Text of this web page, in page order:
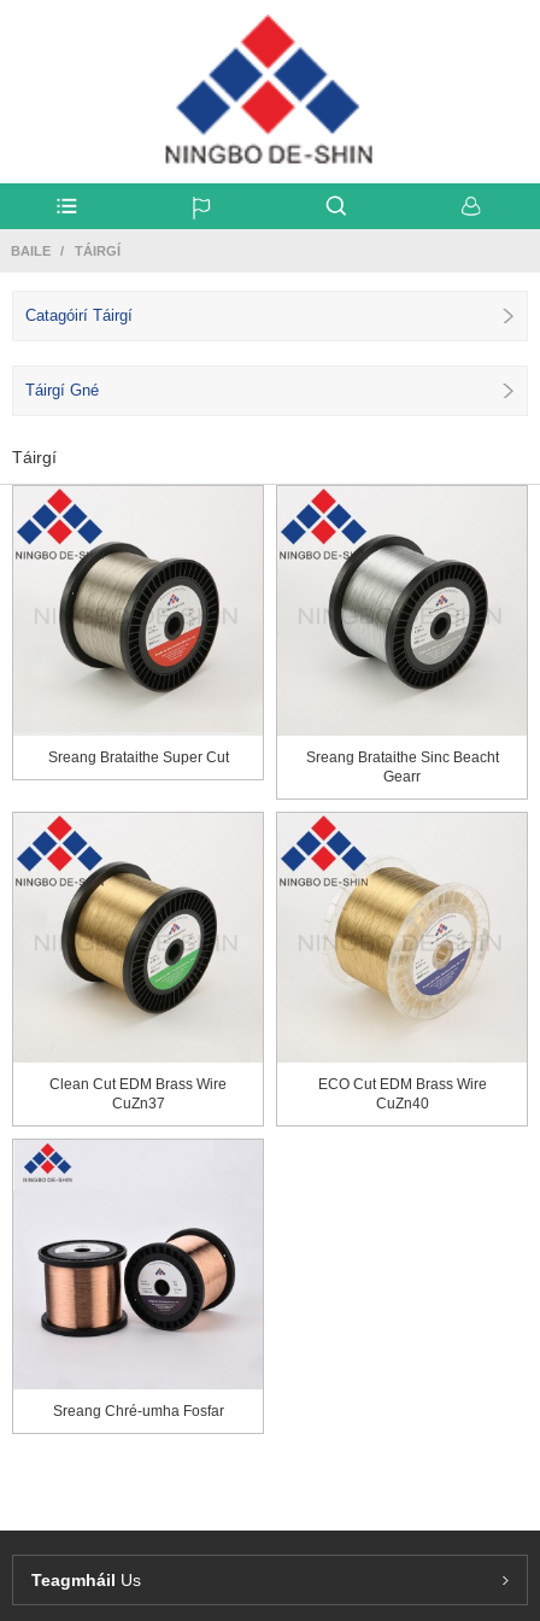
BAILE TÁIRGÍ
Catagóirí Táirgí
Táirgí Gné
Táirgí
Sreang Brataithe Super Cut
Sreang Brataithe Sinc Beacht
Gearr
Clean Cut EDM Brass Wire
CuZn37
ECO Cut EDM Brass Wire
CuZn40
Sreang Chré-umha Fosfar
Teagmháil Us